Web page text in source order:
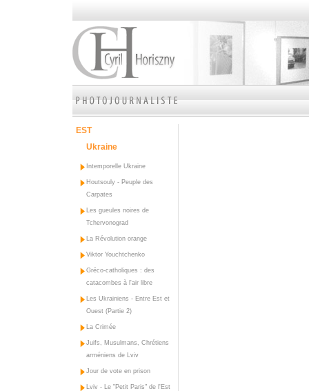
EST
Ukraine
Intemporelle Ukraine
Houtsouly - Peuple des
Carpates
Les gueules noires de
Tchervonograd
La Révolution orange
Viktor Youchtchenko
Gréco-catholiques : des
catacombes à l'air libre
Les Ukrainiens - Entre Est et
Ouest (Partie 2)
La Crimée
Juifs, Musulmans, Chrétiens
arméniens de Lviv
Jour de vote en prison
Lviv - Le "Petit Paris" de l'Est